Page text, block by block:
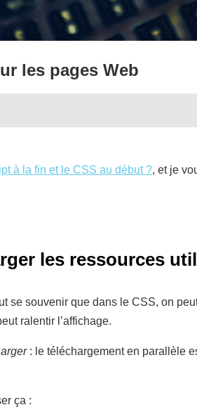
les pages Web
à la fin et le CSS au début ?, et je
les ressources
se souvenir que dans le CSS, on
ralentir l’affichage.
: le téléchargement en parallèle
ça :